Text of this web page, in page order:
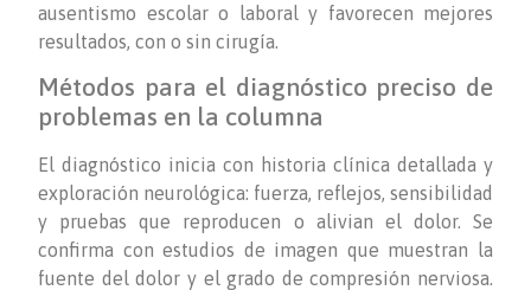
ausentismo escolar o laboral y favorecen mejores
resultados, con o sin cirugía.
Métodos para el diagnóstico preciso de
problemas en la columna
El diagnóstico inicia con historia clínica detallada y
exploración neurológica: fuerza, reflejos, sensibilidad
y pruebas que reproducen o alivian el dolor. Se
confirma con estudios de imagen que muestran la
fuente del dolor y el grado de compresión nerviosa.